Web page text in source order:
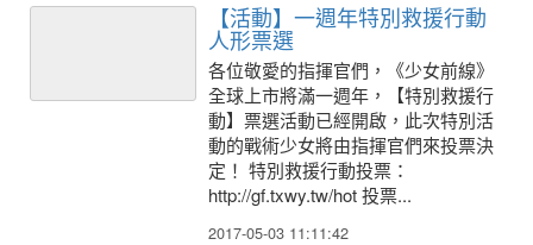
【活動】一週年特別救援行動
人形票選
各位敬愛的指揮官們，《少女前線》
全球上市將滿一週年，【特別救援行
動】票選活動已經開啟，此次特別活
動的戰術少女將由指揮官們來投票決
定！ 特別救援行動投票：
http://gf.txwy.tw/hot 投票...
2017-05-03 11:11:42